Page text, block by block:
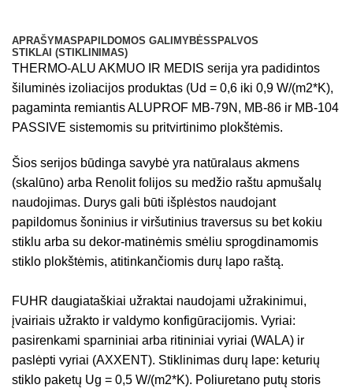
APRAŠYMAS PAPILDOMOS GALIMYBĖSSPALVOS
STIKLAI (STIKLINIMAS)
THERMO-ALU AKMUO IR MEDIS serija yra padidintos
šiluminės izoliacijos produktas (Ud = 0,6 iki 0,9 W/(m2*K),
pagaminta remiantis ALUPROF MB-79N, MB-86 ir MB-104
PASSIVE sistemomis su pritvirtinimo plokštėmis.
Šios serijos būdinga savybė yra natūralaus akmens
(skalūno) arba Renolit folijos su medžio raštu apmušalų
naudojimas. Durys gali būti išplėstos naudojant
papildomus šoninius ir viršutinius traversus su bet kokiu
stiklu arba su dekor-matinėmis smėliu sprogdinamomis
stiklo plokštėmis, atitinkančiomis durų lapo raštą.
FUHR daugiataškiai užraktai naudojami užrakinimui,
įvairiais užrakto ir valdymo konfigūracijomis. Vyriai:
pasirenkami sparniniai arba ritininiai vyriai (WALA) ir
paslėpti vyriai (AXXENT). Stiklinimas durų lape: keturių
stiklo paketų Ug = 0,5 W/(m2*K). Poliuretano putų storis